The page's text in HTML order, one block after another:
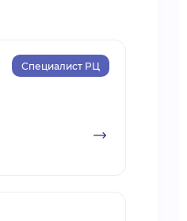
Специалист РЦ